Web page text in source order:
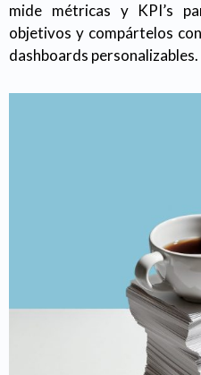
mide métricas y KPI’s
objetivos y compártelos
dashboards personalizables.